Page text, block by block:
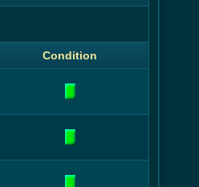
Condition